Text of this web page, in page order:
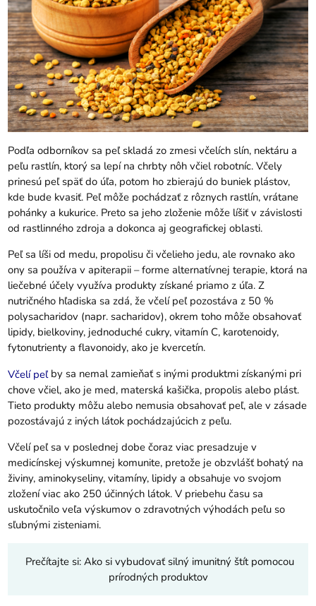
Podľa odborníkov sa peľ skladá zo zmesi včelích slín, nektáru a
peľu rastlín, ktorý sa lepí na chrbty nôh včiel robotníc. Včely
prinesú peľ späť do úľa, potom ho zbierajú do buniek plástov,
kde bude kvasiť. Peľ môže pochádzať z rôznych rastlín, vrátane
pohánky a kukurice. Preto sa jeho zloženie môže líšiť v závislosti
od rastlinného zdroja a dokonca aj geografickej oblasti.
Peľ sa líši od medu, propolisu či včelieho jedu, ale rovnako ako
ony sa používa v apiterapii – forme alternatívnej terapie, ktorá na
liečebné účely využíva produkty získané priamo z úľa. Z
nutričného hľadiska sa zdá, že včelí peľ pozostáva z 50 %
polysacharidov (napr. sacharidov), okrem toho môže obsahovať
lipidy, bielkoviny, jednoduché cukry, vitamín C, karotenoidy,
fytonutrienty a flavonoidy, ako je kvercetín.
Včelí peľ by sa nemal zamieňať s inými produktmi získanými pri
chove včiel, ako je med, materská kašička, propolis alebo plást.
Tieto produkty môžu alebo nemusia obsahovať peľ, ale v zásade
pozostávajú z iných látok pochádzajúcich z peľu.
Včelí peľ sa v poslednej dobe čoraz viac presadzuje v
medicínskej výskumnej komunite, pretože je obzvlášť bohatý na
živiny, aminokyseliny, vitamíny, lipidy a obsahuje vo svojom
zložení viac ako 250 účinných látok. V priebehu času sa
uskutočnilo veľa výskumov o zdravotných výhodách peľu so
sľubnými zisteniami.
Prečítajte si: Ako si vybudovať silný imunitný štít pomocou
prírodných produktov